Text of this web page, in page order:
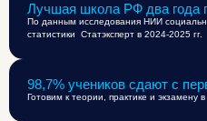
Лучшая школа РФ два года
По данным исследования НИИ
статистики Статэксперт в 2024-2025 гг.
98,7% учеников сдают с
Готовим к теории, практике и экзамену